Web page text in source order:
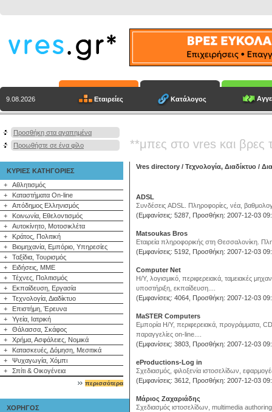
9.08.2026 Εταιρείες Κατάλογος
Προσθήκη στα αγαπημένα
Προωθήστε σε ένα φίλο
**μπες στο vres και βρες
ΚΥΡΙΕΣ ΚΑΤΗΓΟΡΙΕΣ
+
Αθλητισμός
+
Καταστήματα On-line
+
Απόδημος Ελληνισμός
+
Κοινωνία, Εθελοντισμός
+
Αυτοκίνητο, Μοτοσικλέτα
+
Κράτος, Πολιτική
+
Βιομηχανία, Εμπόριο, Υπηρεσίες
+
Ταξίδια, Τουρισμός
+
Ειδήσεις, ΜΜΕ
+
Τέχνες, Πολιτισμός
+
Εκπαίδευση, Εργασία
+
Τεχνολογία, Διαδίκτυο
+
Επιστήμη, Έρευνα
+
Υγεία, Ιατρική
+
Θάλασσα, Σκάφος
+
Χρήμα, Ασφάλειες, Νομικά
+
Κατασκευές, Δόμηση, Μεσιτικά
+
Ψυχαγωγία, Χόμπι
+
Σπίτι & Οικογένεια
περισσότερα
ΧΟΡΗΓΟΣ
Vres directory / Τεχνολογία, Διαδίκτυο /
ADSL
Συνδέσεις ADSL. Πληροφορίες, νέα,
(Εμφανίσεις: 5287, Προσθήκη: 2007-12-03
Matsoukas Bros
Εταιρεία πληροφορικής στη Θεσσαλονίκη.
(Εμφανίσεις: 5192, Προσθήκη: 2007-12-03
Computer Net
Η/Υ, λογισμικό, περιφερειακά, ταμειακές
υποστήριξη, εκπαίδευση....
(Εμφανίσεις: 4064, Προσθήκη: 2007-12-03
MaSTER Computers
Εμπορία Η/Υ, περιφερειακά, προγράμματα,
παραγγελίες on-line....
(Εμφανίσεις: 3803, Προσθήκη: 2007-12-03
eProductions-Log in
Σχεδιασμός, φιλοξενία ιστοσελίδων,
(Εμφανίσεις: 3612, Προσθήκη: 2007-12-03
Μάριος Ζαχαριάδης
Σχεδιασμός ιστοσελίδων, multimedia